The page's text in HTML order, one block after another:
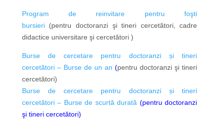
Program de reinvitare pentru foşti
bursieri (pentru doctoranzi şi tineri cercetători, cadre
didactice universitare şi cercetători )
Burse de cercetare pentru doctoranzi și tineri
cercetători – Burse de un an (pentru doctoranzi şitineri
cercetători)
Burse de cercetare pentru doctoranzi și tineri
cercetători – Burse de scurtă durată (pentru doctoranzi
şi tineri cercetători)